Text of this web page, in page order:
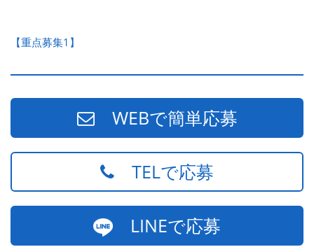
【重点募集1】
WEBで簡単応募
TELで応募
LINEで応募